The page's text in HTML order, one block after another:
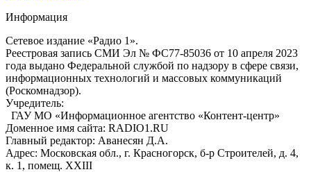
Информация
Сетевое издание «Радио 1».
Реестровая запись СМИ Эл № ФС77-85036 от 10 апреля 2023
года выдано Федеральной службой по надзору в сфере связи,
информационных технологий и массовых коммуникаций
(Роскомнадзор).
Учредитель:
ГАУ МО «Информационное агентство «Контент-центр»
Доменное имя сайта: RADIO1.RU
Главный редактор: Аванесян Д.А.
Адрес: Московская обл., г. Красногорск, б-р Строителей, д. 4,
к. 1, помещ. XXIII